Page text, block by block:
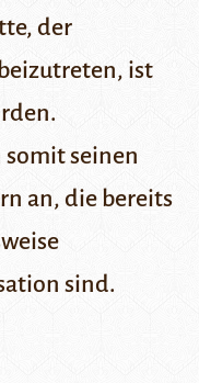
der
ist
seinen
an, die bereits
sind.